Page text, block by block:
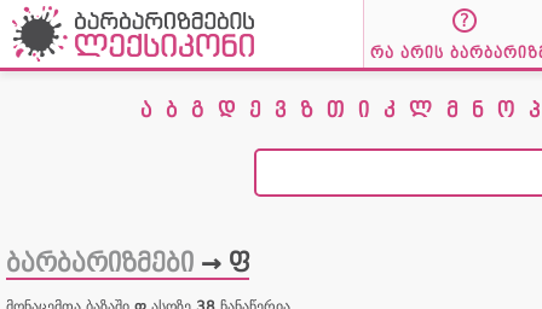
რა არის
ა ბ გ დ ე ვ ზ თ ი კ ლ მ ნ ო პ
ბარბარიზმები → ფ